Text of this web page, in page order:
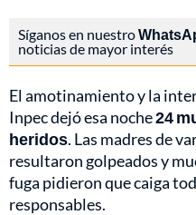
Síganos en nuestro
noticias de mayor interés
El amotinamiento y la
Inpec dejó esa noche24
heridos. Las madres de
resultaron golpeados y
fuga pidieron que caiga
responsables.